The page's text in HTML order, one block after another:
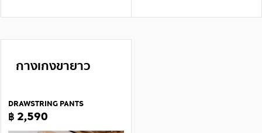
กางเกงขายาว
DRAWSTRING PANTS
฿ 2,590